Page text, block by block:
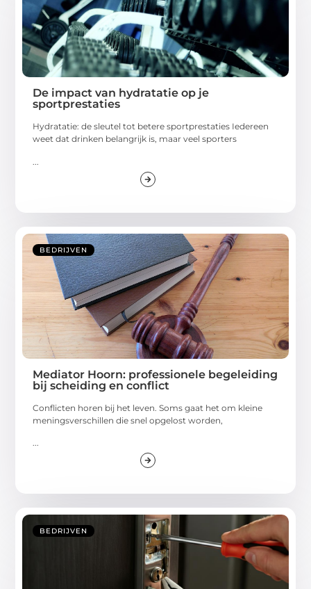
De impact van hydratatie op je
sportprestaties
Hydratatie: de sleutel tot betere sportprestaties Iedereen
weet dat drinken belangrijk is, maar veel sporters
BEDRIJVEN
Mediator Hoorn: professionele begeleiding
bij scheiding en conflict
Conflicten horen bij het leven. Soms gaat het om kleine
meningsverschillen die snel opgelost worden,
BEDRIJVEN